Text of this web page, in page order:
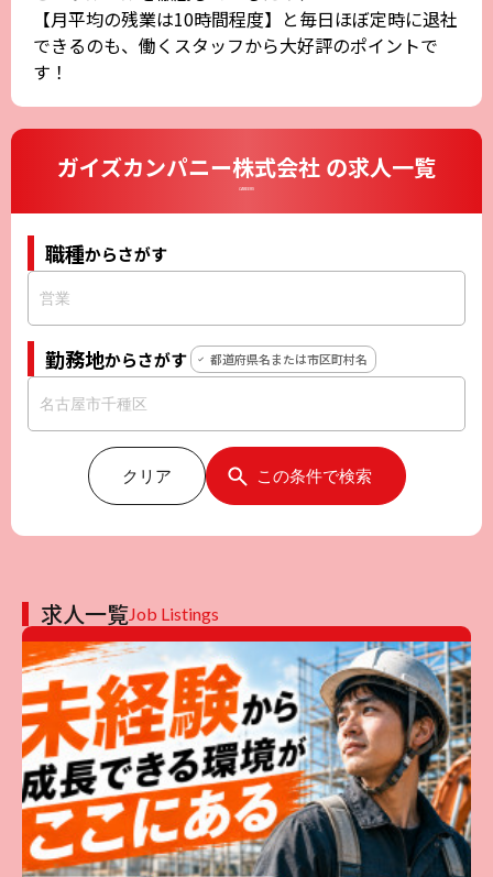
【月平均の残業は10時間程度】と毎日ほぼ定時に退社
できるのも、働くスタッフから大好評のポイントで
す！
ガイズカンパニー株式会社 の求人一覧
CAREERS
職種からさがす
勤務地からさがす 都道府県名または市区町村名
クリア この条件で検索
求人一覧Job Listings